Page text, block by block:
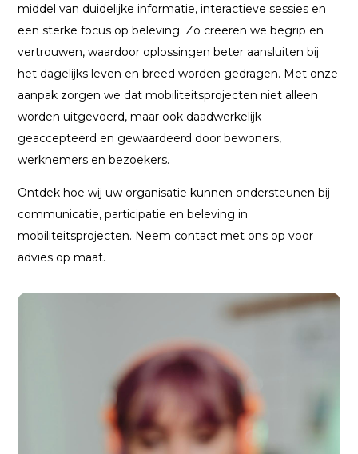
middel van duidelijke informatie, interactieve sessies en
een sterke focus op beleving. Zo creëren we begrip en
vertrouwen, waardoor oplossingen beter aansluiten bij
het dagelijks leven en breed worden gedragen. Met onze
aanpak zorgen we dat mobiliteitsprojecten niet alleen
worden uitgevoerd, maar ook daadwerkelijk
geaccepteerd en gewaardeerd door bewoners,
werknemers en bezoekers.
Ontdek hoe wij uw organisatie kunnen ondersteunen bij
communicatie, participatie en beleving in
mobiliteitsprojecten. Neem contact met ons op voor
advies op maat.